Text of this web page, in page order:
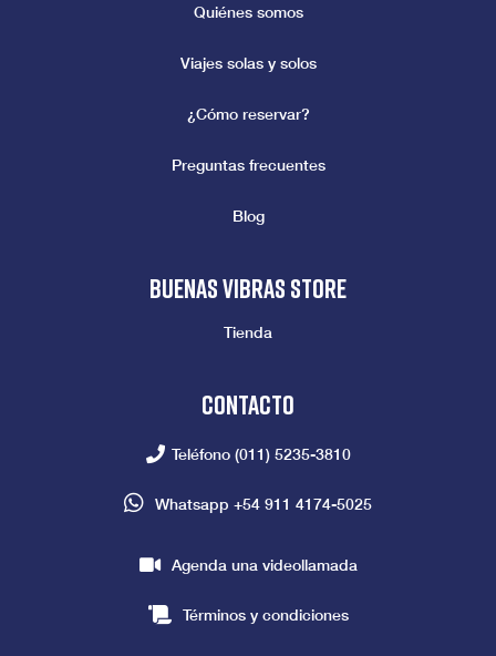
Quiénes somos
Viajes solas y solos
¿Cómo reservar?
Preguntas frecuentes
Blog
Buenas vibras store
Tienda
Contacto
Teléfono (011) 5235-3810
Whatsapp +54 911 4174-5025
Agenda una videollamada
Términos y condiciones